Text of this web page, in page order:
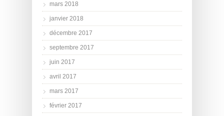
mars 2018
janvier 2018
décembre 2017
septembre 2017
juin 2017
avril 2017
mars 2017
février 2017